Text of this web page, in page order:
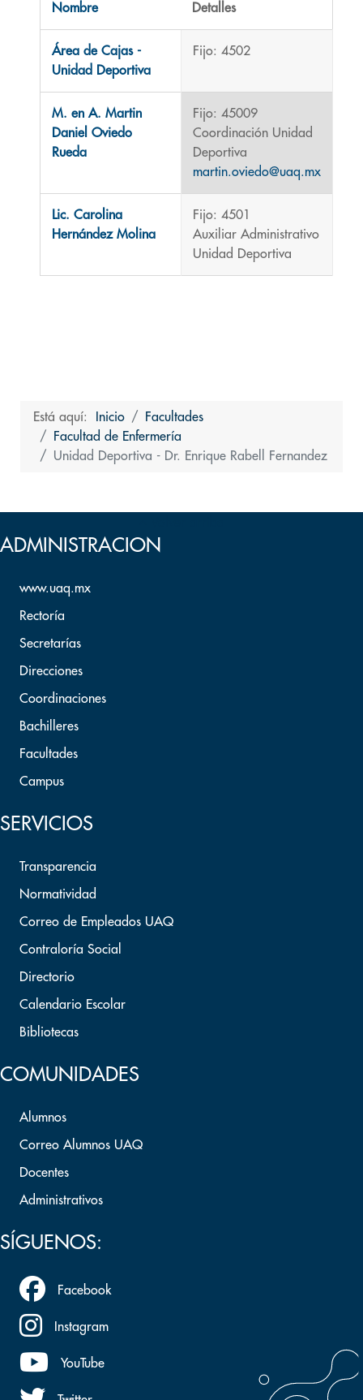
Nombre Detalles
Área de Cajas -
Unidad Deportiva
Fijo: 4502
M. en A. Martin
Daniel Oviedo
Rueda
Fijo: 45009
Coordinación Unidad
Deportiva
martin.oviedo@uaq.mx
Lic. Carolina
Hernández Molina
Fijo: 4501
Auxiliar Administrativo
Unidad Deportiva
Está aquí: Inicio
Facultades
Facultad de Enfermería
Unidad Deportiva - Dr. Enrique Rabell Fernandez
ADMINISTRACION
www.uaq.mx
Rectoría
Secretarías
Direcciones
Coordinaciones
Bachilleres
Facultades
Campus
SERVICIOS
Transparencia
Normatividad
Correo de Empleados UAQ
Contraloría Social
Directorio
Calendario Escolar
Bibliotecas
COMUNIDADES
Alumnos
Correo Alumnos UAQ
Docentes
Administrativos
SÍGUENOS:
Facebook
Instagram
YouTube